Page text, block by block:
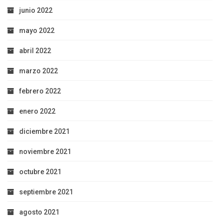
junio 2022
mayo 2022
abril 2022
marzo 2022
febrero 2022
enero 2022
diciembre 2021
noviembre 2021
octubre 2021
septiembre 2021
agosto 2021